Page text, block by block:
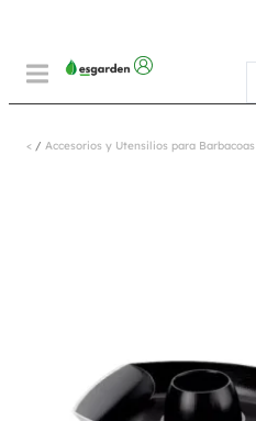
< / Accesorios y Utensilios para Barbacoas